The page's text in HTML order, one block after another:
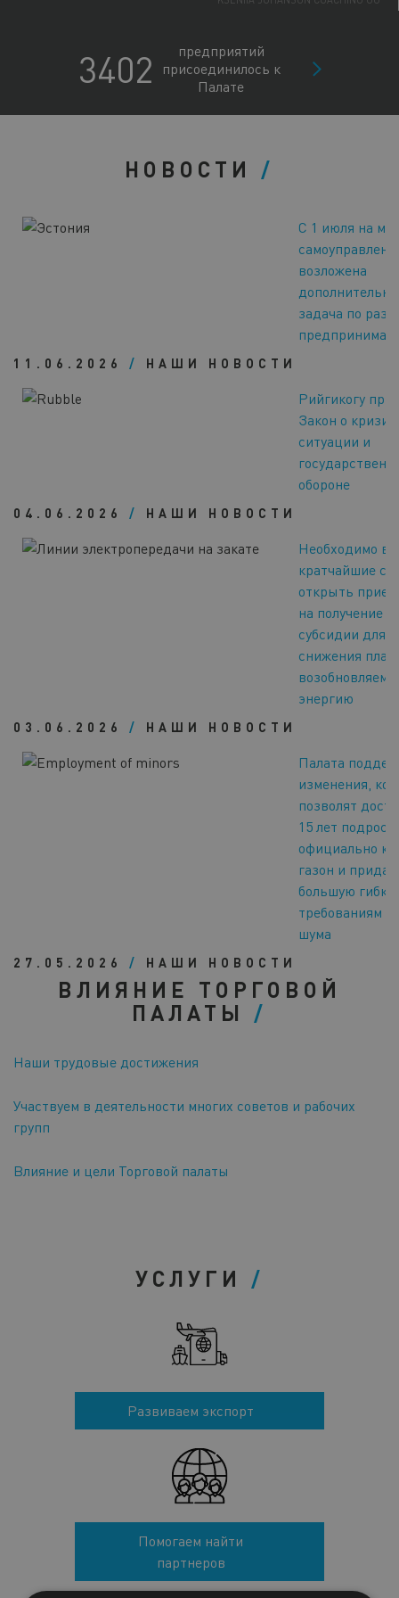
NORDIK WELLNESS OÜ
BOSAGRA OÜ
ANJANAHARA CORPORATION OÜ
NORDLAND TRAVEL OÜ
3402
предприятий
присоединилось к
Палате
НОВОСТИ
С 1 июля на
возложена
задача по
11.06.2026 / НАШИ НОВОСТИ
Рийгикогу
Закон о
ситуации и
обороне
04.06.2026 / НАШИ НОВОСТИ
Необходимо в
кратчайшие
открыть прием
на получение
субсидии для
снижения
энергию
03.06.2026 / НАШИ НОВОСТИ
Палата
изменения,
позволят
15 лет
официально
газон и
большую
требованиям к
шума
27.05.2026 / НАШИ НОВОСТИ
ВЛИЯНИЕ ТОРГОВОЙ
ПАЛАТЫ
Наши трудовые достижения
Участвуем в деятельности многих советов и рабочих
групп
Влияние и цели Торговой палаты
УСЛУГИ
Развиваем экспорт
Помогаем найти
партнеров